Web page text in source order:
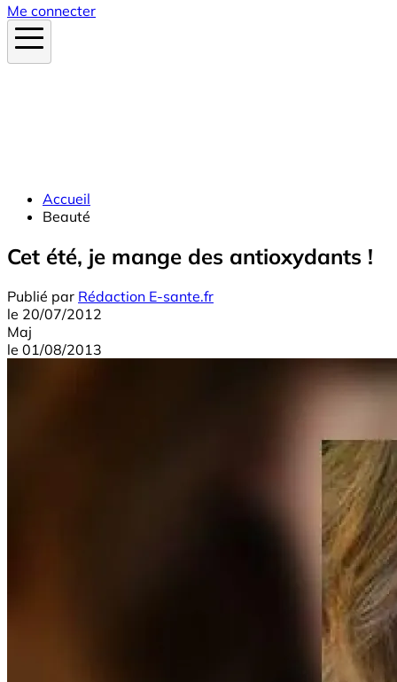
Me connecter
Accueil
Beauté
Cet été, je mange des antioxydants !
Publié par Rédaction E-sante.fr
le 20/07/2012
Maj
le 01/08/2013